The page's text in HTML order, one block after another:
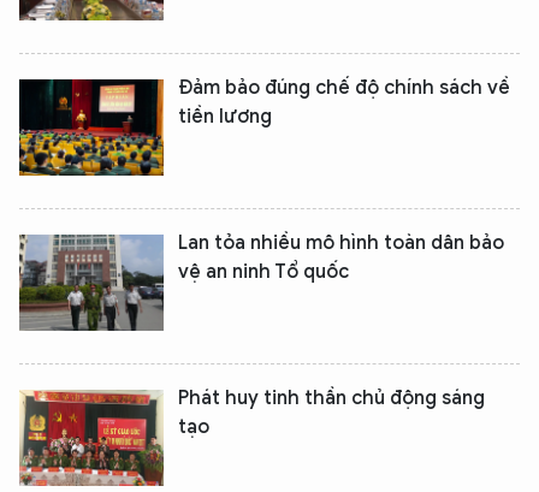
Đảm bảo đúng chế độ chính sách về
tiền lương
Lan tỏa nhiều mô hình toàn dân bảo
vệ an ninh Tổ quốc
Phát huy tinh thần chủ động sáng
tạo